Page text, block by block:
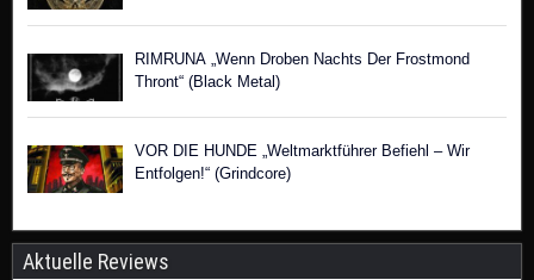
RIMRUNA „Wenn Droben Nachts Der Frostmond
Thront“ (Black Metal)
VOR DIE HUNDE „Weltmarktführer Befiehl – Wir
Entfolgen!“ (Grindcore)
Aktuelle Reviews